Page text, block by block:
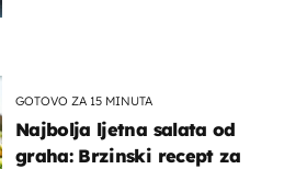
GOTOVO ZA 15 MINUTA
Najbolja ljetna salata od
graha: Brzinski recept za